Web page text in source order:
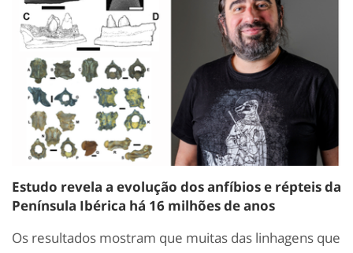
Estudo revela a evolução dos anfíbios e répteis da
Península Ibérica há 16 milhões de anos
Os resultados mostram que muitas das linhagens que